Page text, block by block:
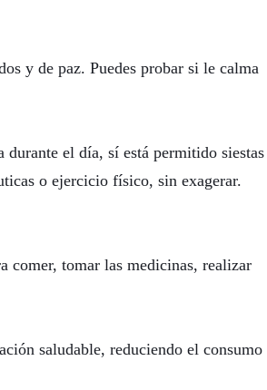
y de paz. Puedes probar si le calma
el día, sí está permitido siestas
o ejercicio físico, sin exagerar.
comer, tomar las medicinas, realizar
saludable, reduciendo el consumo